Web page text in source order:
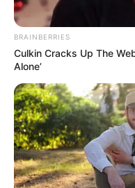
BRAINBERRIES
Culkin Cracks Up The
Alone’